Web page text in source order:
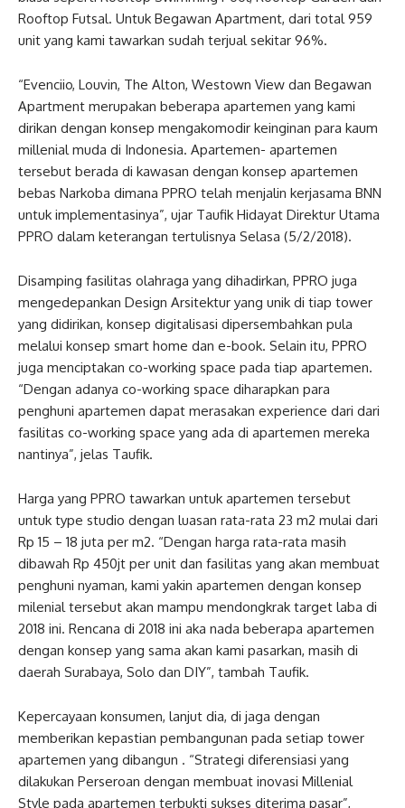
Rooftop Futsal. Untuk Begawan Apartment, dari total 959
unit yang kami tawarkan sudah terjual sekitar 96%.
“Evenciio, Louvin, The Alton, Westown View dan Begawan
Apartment merupakan beberapa apartemen yang kami
dirikan dengan konsep mengakomodir keinginan para kaum
millenial muda di Indonesia. Apartemen- apartemen
tersebut berada di kawasan dengan konsep apartemen
bebas Narkoba dimana PPRO telah menjalin kerjasama BNN
untuk implementasinya”, ujar Taufik Hidayat Direktur Utama
PPRO dalam keterangan tertulisnya Selasa (5/2/2018).
Disamping fasilitas olahraga yang dihadirkan, PPRO juga
mengedepankan Design Arsitektur yang unik di tiap tower
yang didirikan, konsep digitalisasi dipersembahkan pula
melalui konsep smart home dan e-book. Selain itu, PPRO
juga menciptakan co-working space pada tiap apartemen.
“Dengan adanya co-working space diharapkan para
penghuni apartemen dapat merasakan experience dari dari
fasilitas co-working space yang ada di apartemen mereka
nantinya”, jelas Taufik.
Harga yang PPRO tawarkan untuk apartemen tersebut
untuk type studio dengan luasan rata-rata 23 m2 mulai dari
Rp 15 – 18 juta per m2. “Dengan harga rata-rata masih
dibawah Rp 450jt per unit dan fasilitas yang akan membuat
penghuni nyaman, kami yakin apartemen dengan konsep
milenial tersebut akan mampu mendongkrak target laba di
2018 ini. Rencana di 2018 ini aka nada beberapa apartemen
dengan konsep yang sama akan kami pasarkan, masih di
daerah Surabaya, Solo dan DIY”, tambah Taufik.
Kepercayaan konsumen, lanjut dia, di jaga dengan
memberikan kepastian pembangunan pada setiap tower
apartemen yang dibangun . “Strategi diferensiasi yang
dilakukan Perseroan dengan membuat inovasi Millenial
Style pada apartemen terbukti sukses diterima pasar”,